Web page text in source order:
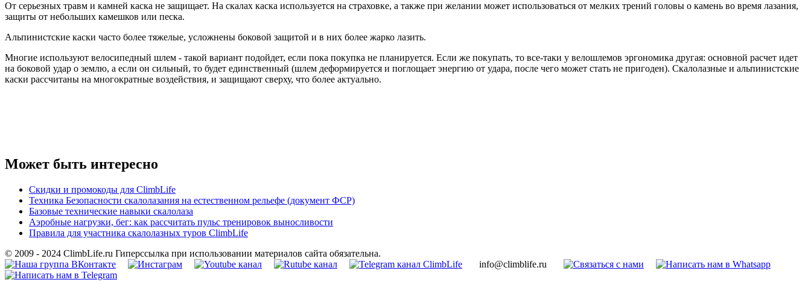
От серьезных травм и камней каска не защищает. На скалах каска используется на страховке, а также при желании может использоваться от мелких трений головы о камень во время лазания,
защиты от небольших камешков или песка.
Альпинистские каски часто более тяжелые, усложнены боковой защитой и в них более жарко лазить.
Многие используют велосипедный шлем - такой вариант подойдет, если пока покупка не планируется. Если же покупать, то все-таки у велошлемов эргономика другая: основной расчет идет
на боковой удар о землю, а если он сильный, то будет единственный (шлем деформируется и поглощает энергию от удара, после чего может стать не пригоден). Скалолазные и альпинистские
каски рассчитаны на многократные воздействия, и защищают сверху, что более актуально.
Может быть интересно
Скидки и промокоды для ClimbLife
Техника Безопасности скалолазания на естественном рельефе (документ ФСР)
Базовые технические навыки скалолаза
Аэробные нагрузки, бег: как рассчитать пульс тренировок выносливости
Правила для участника скалолазных туров ClimbLife
© 2009 - 2024 ClimbLife.ru Гиперссылка при использовании материалов сайта обязательна.
info@climblife.ru